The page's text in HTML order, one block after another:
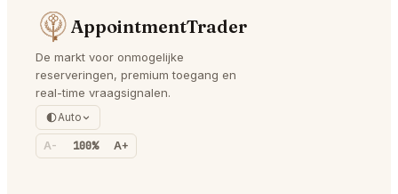
AppointmentTrader
De markt voor onmogelijke
reserveringen, premium toegang en
real-time vraagsignalen.
Auto
A- 100% A+